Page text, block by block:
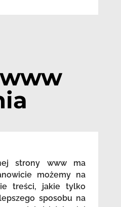
strony www ma
możemy na
treści, jakie tylko
sposobu na